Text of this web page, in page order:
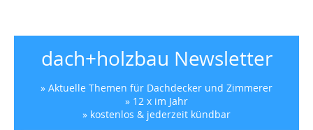
dach+holzbau Newsletter
» Aktuelle Themen für Dachdecker und Zimmerer
» 12 x im Jahr
» kostenlos & jederzeit kündbar